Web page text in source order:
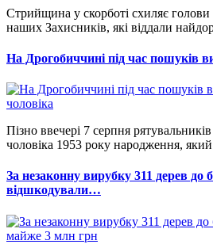
Стрийщина у скорботі схиляє
наших Захисників, які віддали
На Дрогобиччині під час пошуків
Пізно ввечері 7 серпня
чоловіка 1953 року народження,
За незаконну вирубку 311 дерев до
відшкодували…